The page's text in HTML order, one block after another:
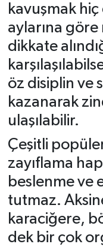
kavuşmak
aylarına
dikkate
öz disiplin ve
kazanarak
ulaşılabilir.
Çeşitli
zayıflama
beslenme ve
tutmaz.
karaciğere,
dek bir çok